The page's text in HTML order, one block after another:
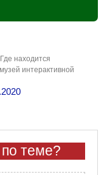
Где находится
интерактивной
теме?